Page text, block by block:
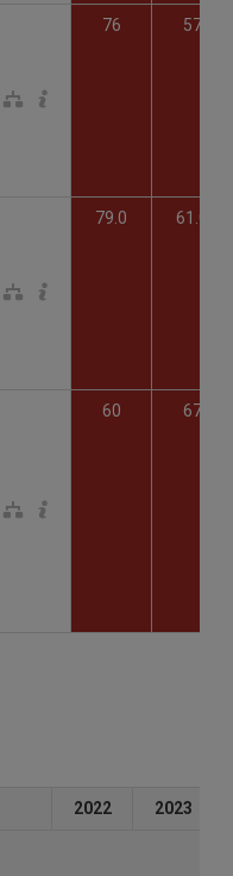
76 57
79.0 61.0
60 67
2022 2023